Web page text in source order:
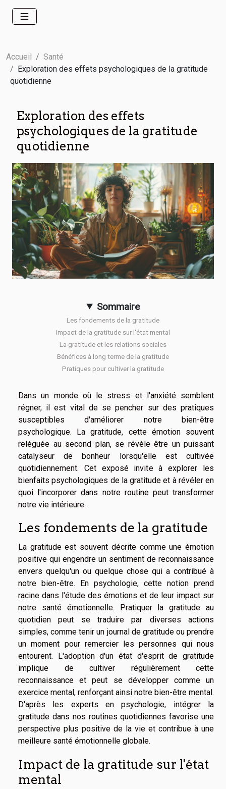
Accueil
Santé
Exploration des effets psychologiques de la gratitude
quotidienne
Exploration des effets
psychologiques de la gratitude
quotidienne
Sommaire
Les fondements de la gratitude
Impact de la gratitude sur l'état mental
La gratitude et les relations sociales
Bénéfices à long terme de la gratitude
Pratiques pour cultiver la gratitude
Dans un monde où le stress et l'anxiété semblent
régner, il est vital de se pencher sur des pratiques
susceptibles d'améliorer notre bien-être
psychologique. La gratitude, cette émotion souvent
reléguée au second plan, se révèle être un puissant
catalyseur de bonheur lorsqu'elle est cultivée
quotidiennement. Cet exposé invite à explorer les
bienfaits psychologiques de la gratitude et à révéler en
quoi l'incorporer dans notre routine peut transformer
notre vie intérieure.
Les fondements de la gratitude
La gratitude est souvent décrite comme une émotion
positive qui engendre un sentiment de reconnaissance
envers quelqu'un ou quelque chose qui a contribué à
notre bien-être. En psychologie, cette notion prend
racine dans l'étude des émotions et de leur impact sur
notre santé émotionnelle. Pratiquer la gratitude au
quotidien peut se traduire par diverses actions
simples, comme tenir un journal de gratitude ou prendre
un moment pour remercier les personnes qui nous
entourent. L'adoption d'un état d'esprit de gratitude
implique de cultiver régulièrement cette
reconnaissance et peut se développer comme un
exercice mental, renforçant ainsi notre bien-être mental.
D'après les experts en psychologie, intégrer la
gratitude dans nos routines quotidiennes favorise une
perspective plus positive de la vie et contribue à une
meilleure santé émotionnelle globale.
Impact de la gratitude sur l'état
mental